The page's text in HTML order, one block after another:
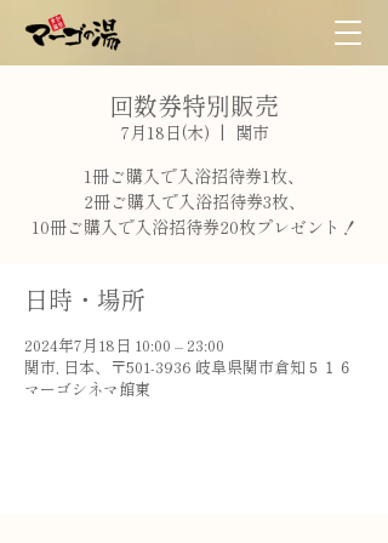
回数券特別販売
7月18日(木)
  |
関市
1冊ご購入で入浴招待券1枚、
2冊ご購入で入浴招待券3枚、
10冊ご購入で入浴招待券20枚プレゼント！
日時・場所
2024年7月18日 10:00 – 23:00
関市, 日本、〒501-3936 岐阜県関市倉知５１６
マーゴシネマ館東